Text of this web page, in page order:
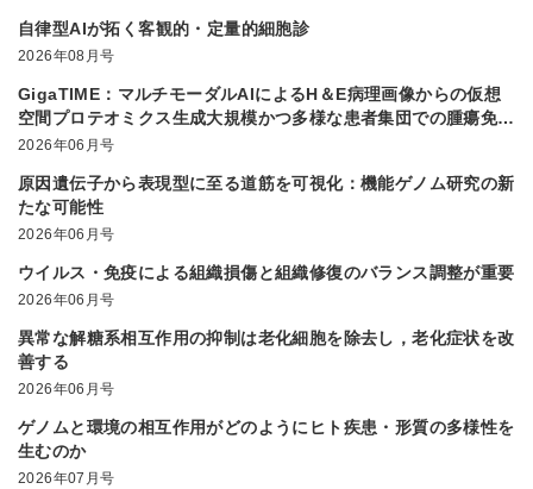
自律型AIが拓く客観的・定量的細胞診
2026年08月号
GigaTIME：マルチモーダルAIによるH＆E病理画像からの仮想
空間プロテオミクス生成大規模かつ多様な患者集団での腫瘍免疫
微小環境解析を実現
2026年06月号
原因遺伝子から表現型に至る道筋を可視化：機能ゲノム研究の新
たな可能性
2026年06月号
ウイルス・免疫による組織損傷と組織修復のバランス調整が重要
2026年06月号
異常な解糖系相互作用の抑制は老化細胞を除去し，老化症状を改
善する
2026年06月号
ゲノムと環境の相互作用がどのようにヒト疾患・形質の多様性を
生むのか
2026年07月号